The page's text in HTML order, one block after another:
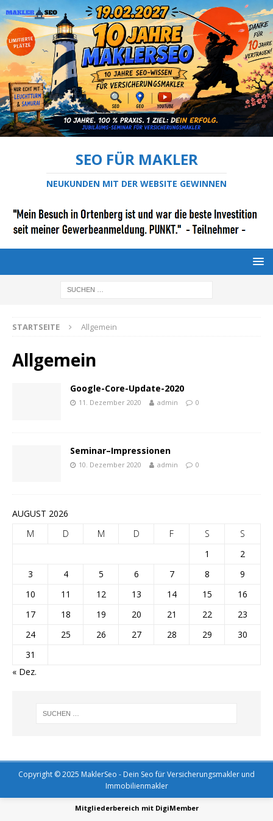
SEO FÜR MAKLER
NEUKUNDEN MIT DER WEBSITE GEWINNEN
STARTSEITE Allgemein
Allgemein
Google-Core-Update-2020
11. Dezember 2020 admin 0
Seminar–Impressionen
10. Dezember 2020 admin 0
AUGUST 2026
M
D M D F S
S
1
2
3
4 5 6 7 8
9
10
11 12 13 14 15
16
17
18 19 20 21 22
23
24
25 26 27 28 29
30
31
« Dez.
Copyright © 2025 MaklerSeo - Dein Seo für Versicherungsmakler und
Immobilienmakler
Mitgliederbereich mit DigiMember